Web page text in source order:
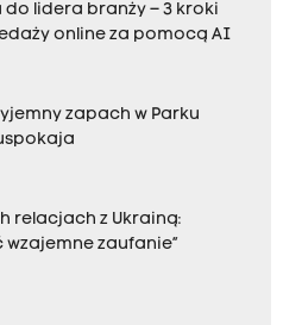
lidera branży – 3 kroki
online za pomocą AI
zapach w Parku
relacjach z Ukrainą:
zaufanie”